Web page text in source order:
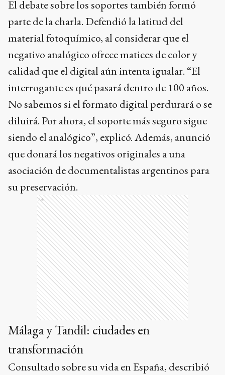
El debate sobre los soportes también formó
parte de la charla. Defendió la latitud del
material fotoquímico, al considerar que el
negativo analógico ofrece matices de color y
calidad que el digital aún intenta igualar. “El
interrogante es qué pasará dentro de 100 años.
No sabemos si el formato digital perdurará o se
diluirá. Por ahora, el soporte más seguro sigue
siendo el analógico”, explicó. Además, anunció
que donará los negativos originales a una
asociación de documentalistas argentinos para
su preservación.
Ads
Málaga y Tandil: ciudades en
transformación
Consultado sobre su vida en España, describió